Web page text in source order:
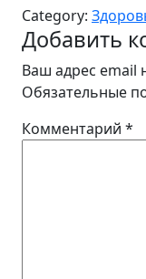
Category:
Добавить
Ваш адрес email
Обязательные
Комментарий *